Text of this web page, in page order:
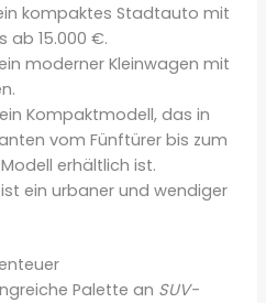
kompaktes Stadtauto mit
ab 15.000 €.
moderner Kleinwagen mit
Kompaktmodell, das in
vom Fünftürer bis zum
erhältlich ist.
ein urbaner und wendiger
Palette an SUV-